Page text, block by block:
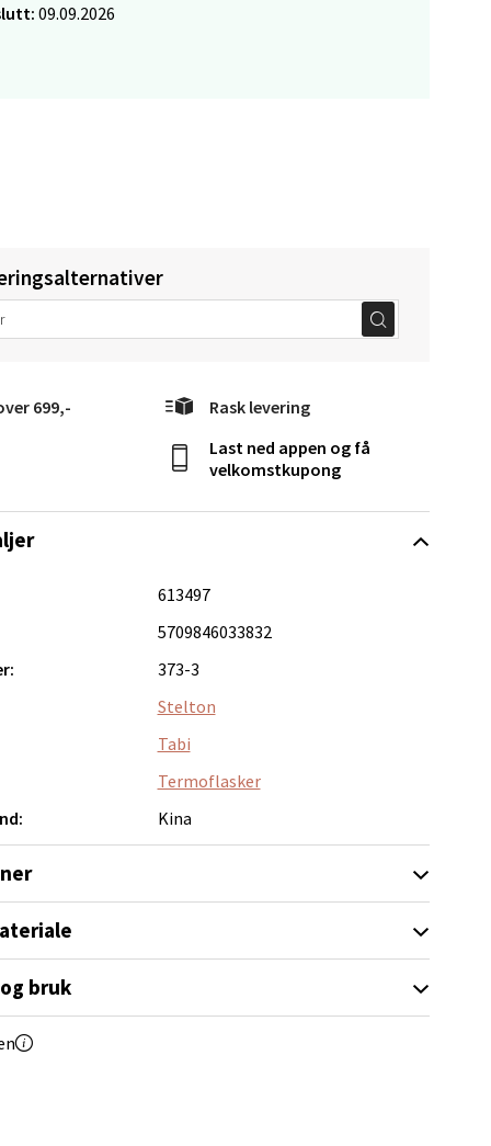
09.09.2026
699,- Rask levering
Last ned appen og få
velkomstkupong
613497
5709846033832
373-3
Stelton
Tabi
Termoflasker
Kina
bruk